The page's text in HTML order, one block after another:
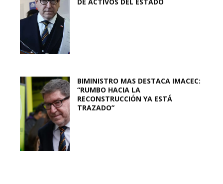
BIMINISTRO MAS DESTACA IMACEC:
“RUMBO HACIA LA
RECONSTRUCCIÓN YA ESTÁ
TRAZADO”